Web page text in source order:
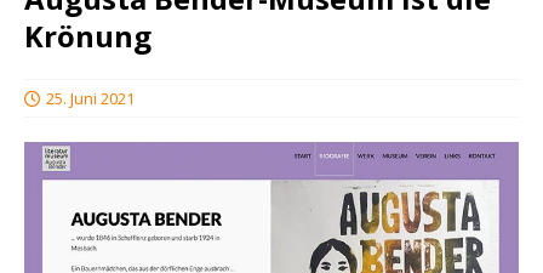
Krönung
25. Juni 2021